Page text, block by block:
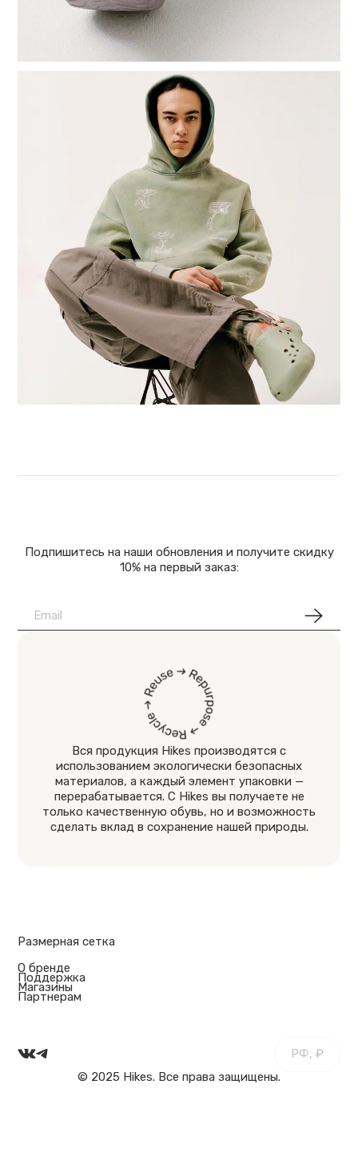
Размерная сетка
О бренде
Поддержка
Магазины
Партнерам
Подпишитесь на наши обновления и получите скидку
10% на первый заказ:
Вся продукция Hikes производятся с
использованием экологически безопасных
материалов, а каждый элемент упаковки —
перерабатывается. С Hikes вы получаете не
только качественную обувь, но и возможность
сделать вклад в сохранение нашей природы.
© 2025 Hikes. Все права защищены.
РФ, ₽